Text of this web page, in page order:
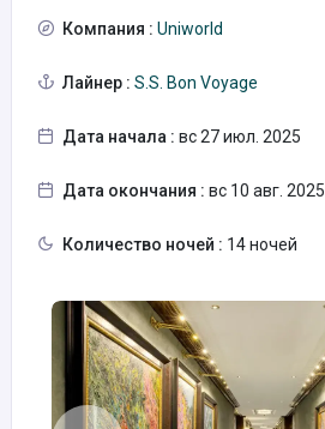
Компания : Uniworld
Лайнер : S.S. Bon Voyage
Дата начала : вс 27 июл. 2025
Дата окончания : вс 10 авг. 2025
Количество ночей : 14 ночей